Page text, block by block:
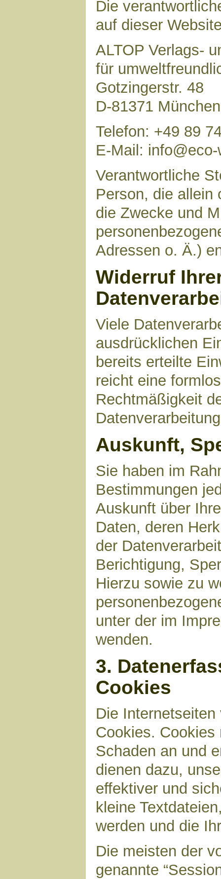
Die
auf dieser
ALTOP Verlags-
für
Gotzingerstr. 48
D-81371 München
Telefon: +49 89
E-Mail:
Verantwortliche
Person, die allein
die Zwecke und
Adressen o. Ä.)
Widerruf
Viele
ausdrücklichen
bereits erteilte
reicht eine
Rechtmäßigkeit
Auskunft,
Sie haben im
Bestimmungen
Auskunft über
Daten, deren
der
Berichtigung,
Hierzu sowie zu
unter der im
wenden.
3.
Cookies
Die
Cookies.
Schaden an und
dienen dazu,
effektiver und
kleine
werden und die
Die meisten der
genannte